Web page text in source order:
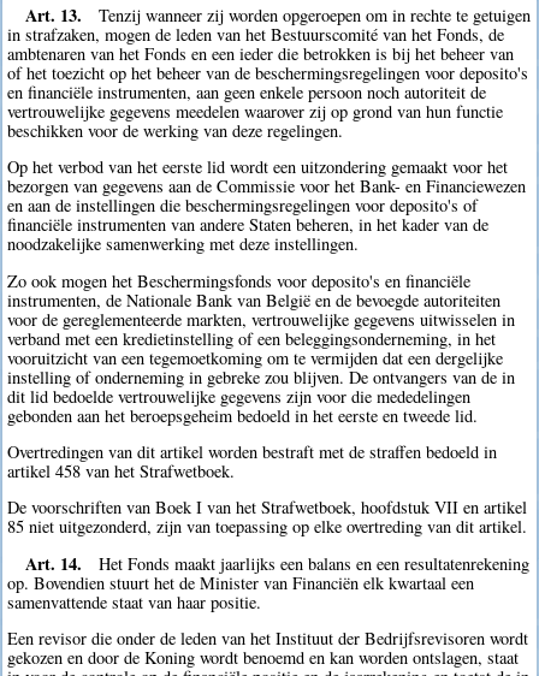
Art. 13.
Tenzij wanneer zij worden opgeroepen om in rechte te getuigen
in strafzaken, mogen de leden van het Bestuurscomité van het Fonds, de
ambtenaren van het Fonds en een ieder die betrokken is bij het beheer van
of het toezicht op het beheer van de beschermingsregelingen voor deposito's
en financiële instrumenten, aan geen enkele persoon noch autoriteit de
vertrouwelijke gegevens meedelen waarover zij op grond van hun functie
beschikken voor de werking van deze regelingen.
Op het verbod van het eerste lid wordt een uitzondering gemaakt voor het
bezorgen van gegevens aan de Commissie voor het Bank- en Financiewezen
en aan de instellingen die beschermingsregelingen voor deposito's of
financiële instrumenten van andere Staten beheren, in het kader van de
noodzakelijke samenwerking met deze instellingen.
Zo ook mogen het Beschermingsfonds voor deposito's en financiële
instrumenten, de Nationale Bank van België en de bevoegde autoriteiten
voor de gereglementeerde markten, vertrouwelijke gegevens uitwisselen in
verband met een kredietinstelling of een beleggingsonderneming, in het
vooruitzicht van een tegemoetkoming om te vermijden dat een dergelijke
instelling of onderneming in gebreke zou blijven. De ontvangers van de in
dit lid bedoelde vertrouwelijke gegevens zijn voor die mededelingen
gebonden aan het beroepsgeheim bedoeld in het eerste en tweede lid.
Overtredingen van dit artikel worden bestraft met de straffen bedoeld in
artikel 458 van het Strafwetboek.
De voorschriften van Boek I van het Strafwetboek, hoofdstuk VII en artikel
85 niet uitgezonderd, zijn van toepassing op elke overtreding van dit artikel.
Art. 14.
Het Fonds maakt jaarlijks een balans en een resultatenrekening
op. Bovendien stuurt het de Minister van Financiën elk kwartaal een
samenvattende staat van haar positie.
Een revisor die onder de leden van het Instituut der Bedrijfsrevisoren wordt
gekozen en door de Koning wordt benoemd en kan worden ontslagen, staat